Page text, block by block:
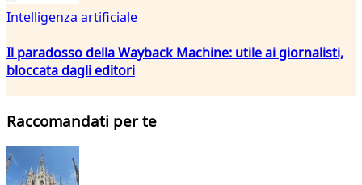
Intelligenza artificiale
Il paradosso della Wayback Machine: utile ai giornalisti,
bloccata dagli editori
Raccomandati per te